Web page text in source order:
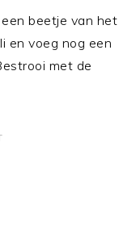
beetje van het
en voeg nog een
met de